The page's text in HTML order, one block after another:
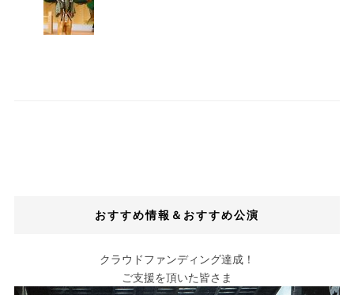
おすすめ情報＆おすすめ公演
クラウドファンディング達成！
ご支援を頂いた皆さま